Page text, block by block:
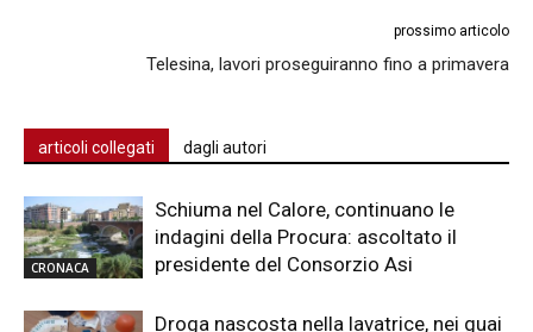
prossimo articolo
Telesina, lavori proseguiranno fino a primavera
articoli collegati dagli autori
CRONACA
Schiuma nel Calore, continuano le
indagini della Procura: ascoltato il
presidente del Consorzio Asi
Droga nascosta nella lavatrice, nei guai